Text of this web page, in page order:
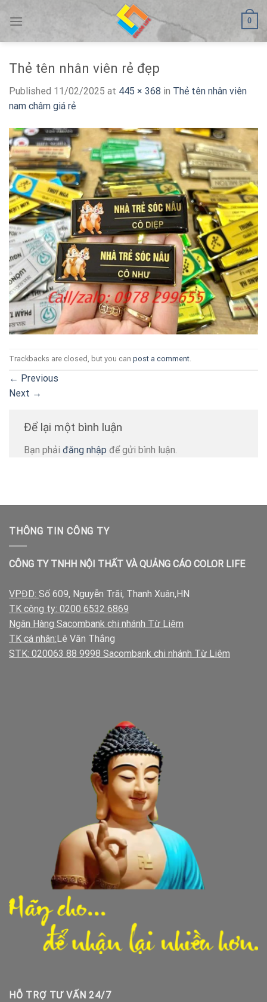
0
Thẻ tên nhân viên rẻ đẹp
Published 11/02/2025 at 445 × 368 in Thẻ tên nhân viên
nam châm giá rẻ
Trackbacks are closed, but you can post a comment.
← Previous
Next →
Để lại một bình luận
Bạn phải đăng nhập để gửi bình luận.
THÔNG TIN CÔNG TY
CÔNG TY TNHH NỘI THẤT VÀ QUẢNG CÁO COLOR LIFE
VPĐD: Số 609, Nguyễn Trãi, Thanh Xuân,HN
TK công ty: 0200 6532 6869
Ngân Hàng Sacombank chi nhánh Từ Liêm
TK cá nhân:Lê Văn Thắng
STK: 020063 88 9998 Sacombank chi nhánh Từ Liêm
HỖ TRỢ TƯ VẤN 24/7